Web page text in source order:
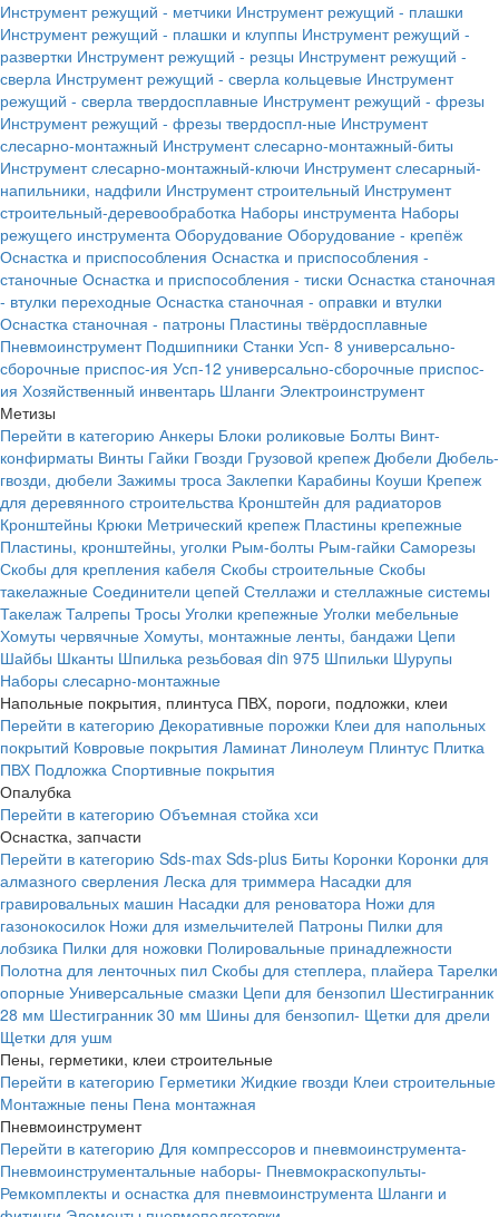
Инструмент режущий - метчики Инструмент режущий - плашки
Инструмент режущий - плашки и клуппы Инструмент режущий -
развертки Инструмент режущий - резцы Инструмент режущий -
сверла Инструмент режущий - сверла кольцевые Инструмент
режущий - сверла твердосплавные Инструмент режущий - фрезы
Инструмент режущий - фрезы твердоспл-ные Инструмент
слесарно-монтажный Инструмент слесарно-монтажный-биты
Инструмент слесарно-монтажный-ключи Инструмент слесарный-
напильники, надфили Инструмент строительный Инструмент
строительный-деревообработка Наборы инструмента Наборы
режущего инструмента Оборудование Оборудование - крепёж
Оснастка и приспособления Оснастка и приспособления -
станочные Оснастка и приспособления - тиски Оснастка станочная
- втулки переходные Оснастка станочная - оправки и втулки
Оснастка станочная - патроны Пластины твёрдосплавные
Пневмоинструмент Подшипники Станки Усп- 8 универсально-
сборочные приспос-ия Усп-12 универсально-сборочные приспос-
ия Хозяйственный инвентарь Шланги Электроинструмент
Метизы
Перейти в категорию Анкеры Блоки роликовые Болты Винт-
конфирматы Винты Гайки Гвозди Грузовой крепеж Дюбели Дюбель-
гвозди, дюбели Зажимы троса Заклепки Карабины Коуши Крепеж
для деревянного строительства Кронштейн для радиаторов
Кронштейны Крюки Метрический крепеж Пластины крепежные
Пластины, кронштейны, уголки Рым-болты Рым-гайки Саморезы
Скобы для крепления кабеля Скобы строительные Скобы
такелажные Соединители цепей Стеллажи и стеллажные системы
Такелаж Талрепы Тросы Уголки крепежные Уголки мебельные
Хомуты червячные Хомуты, монтажные ленты, бандажи Цепи
Шайбы Шканты Шпилька резьбовая din 975 Шпильки Шурупы
Наборы слесарно-монтажные
Напольные покрытия, плинтуса ПВХ, пороги, подложки, клеи
Перейти в категорию Декоративные порожки Клеи для напольных
покрытий Ковровые покрытия Ламинат Линолеум Плинтус Плитка
ПВХ Подложка Спортивные покрытия
Опалубка
Перейти в категорию Объемная стойка хси
Оснастка, запчасти
Перейти в категорию Sds-max Sds-plus Биты Коронки Коронки для
алмазного сверления Леска для триммера Насадки для
гравировальных машин Насадки для реноватора Ножи для
газонокосилок Ножи для измельчителей Патроны Пилки для
лобзика Пилки для ножовки Полировальные принадлежности
Полотна для ленточных пил Скобы для степлера, плайера Тарелки
опорные Универсальные смазки Цепи для бензопил Шестигранник
28 мм Шестигранник 30 мм Шины для бензопил- Щетки для дрели
Щетки для ушм
Пены, герметики, клеи строительные
Перейти в категорию Герметики Жидкие гвозди Клеи строительные
Монтажные пены Пена монтажная
Пневмоинструмент
Перейти в категорию Для компрессоров и пневмоинструмента-
Пневмоинструментальные наборы- Пневмокраскопульты-
Ремкомплекты и оснастка для пневмоинструмента Шланги и